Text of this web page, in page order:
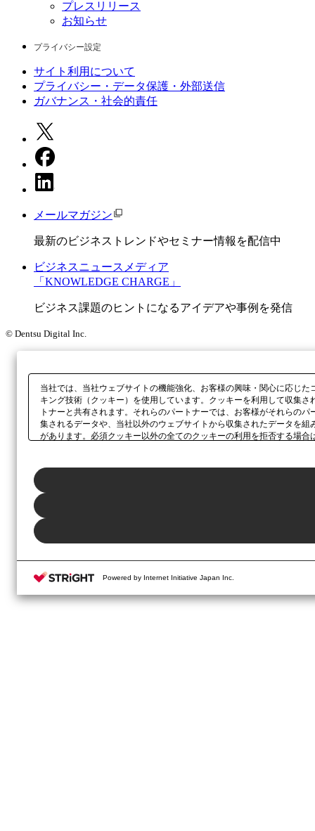
プレスリリース
お知らせ
プライバシー設定
サイト利用について
プライバシー・データ保護・外部送信
ガバナンス・社会的責任
メールマガジン
最新のビジネストレンドやセミナー情報を配信中
ビジネスニュースメディア
「KNOWLEDGE CHARGE」
ビジネス課題のヒントになるアイデアや事例を発信
© Dentsu Digital Inc.
当社では、当社ウェブサイトの機能強化、お客様の興味・関心に応じ
キング技術（クッキー）を使用しています。クッキーを利用して収集
トナーと共有されます。それらのパートナーでは、お客様がそれらの
集されるデータや、当社以外のウェブサイトから収集されたデータを
があります。必須クッキー以外の全てのクッキーの利用を拒否する場
Powered by Internet Initiative Japan Inc.